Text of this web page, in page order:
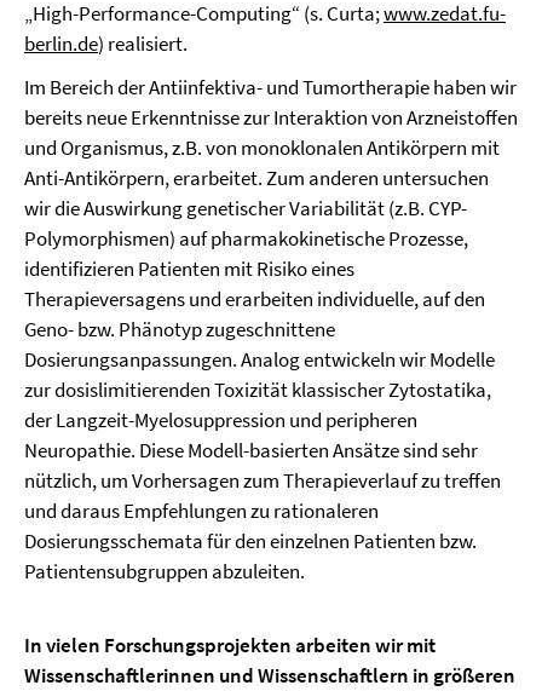
„High-Performance-Computing“ (s. Curta;www.zedat.fu-
berlin.de) realisiert.
Im Bereich der Antiinfektiva- und Tumortherapie haben wir
bereits neue Erkenntnisse zur Interaktion von Arzneistoffen
und Organismus, z.B. von monoklonalen Antikörpern mit
Anti-Antikörpern, erarbeitet. Zum anderen untersuchen
wir die Auswirkung genetischer Variabilität (z.B. CYP-
Polymorphismen) auf pharmakokinetische Prozesse,
identifizieren Patienten mit Risiko eines
Therapieversagens und erarbeiten individuelle, auf den
Geno- bzw. Phänotyp zugeschnittene
Dosierungsanpassungen. Analog entwickeln wir Modelle
zur dosislimitierenden Toxizität klassischer Zytostatika,
der Langzeit-Myelosuppression und peripheren
Neuropathie. Diese Modell-basierten Ansätze sind sehr
nützlich, um Vorhersagen zum Therapieverlauf zu treffen
und daraus Empfehlungen zu rationaleren
Dosierungsschemata für den einzelnen Patienten bzw.
Patientensubgruppen abzuleiten.
In vielen Forschungsprojekten arbeiten wir mit
Wissenschaftlerinnen und Wissenschaftlern in größeren